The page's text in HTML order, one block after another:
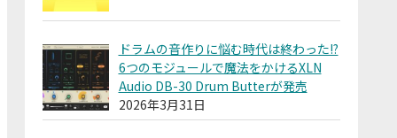
ドラムの音作りに悩む時代は終わった!?
6つのモジュールで魔法をかけるXLN
Audio DB-30 Drum Butterが発売
2026年3月31日